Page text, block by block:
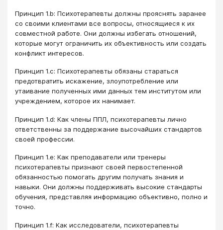
Принцип 1.b: Психотерапевты должны прояснять заранее
со своими клиентами все вопросы, относящиеся к их
совместной работе. Они должны избегать отношений,
которые могут ограничить их объективность или создать
конфликт интересов.
Принцип 1.c: Психотерапевты обязаны стараться
предотвратить искажение, злоупотребление или
утаивание полученных ими данных тем институтом или
учреждением, которое их нанимает.
Принцип 1.d: Как члены ППЛ, психотерапевты лично
ответственны за поддержание высочайших стандартов
своей профессии.
Принцип 1.e: Как преподаватели или тренеры
психотерапевты признают своей первостепенной
обязанностью помогать другим получать знания и
навыки. Они должны поддерживать высокие стандарты
обучения, представляя информацию объективно, полно и
точно.
Принцип 1.f: Как исследователи, психотерапевты